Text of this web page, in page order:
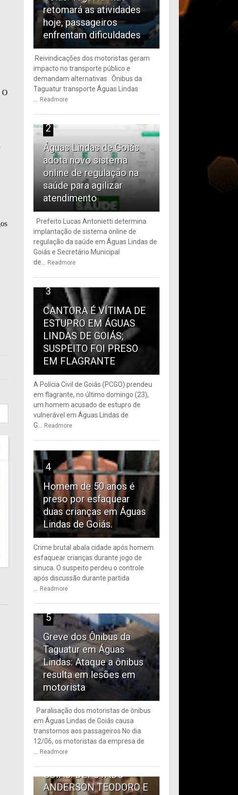
O
retomará as atividades
hoje, passageiros
enfrentam dificuldades
Reivindicações dos motoristas geram
impacto no transporte público e
demandam alternativas Ônibus da
Taguatur transporte Águas Lindas
Readmore
2
Águas Lindas de Goiás
adota novo sistema
online de regulação na
saúde para agilizar
atendimento
Prefeito Lucas Antonietti determina
implantação de sistema online de
regulação da saúde em Águas Lindas de
Goiás e Secretário Municipal
de...
Readmore
3
CANTORA É VÍTIMA DE
ESTUPRO EM ÁGUAS
LINDAS DE GOIÁS;
SUSPEITO FOI PRESO
EM FLAGRANTE
A Polícia Civil de Goiás (PCGO) prendeu
em flagrante, no último domingo (23),
um homem acusado de estupro de
vulnerável em Águas Lindas de
G...
Readmore
4
Homem de 50 anos é
preso por esfaquear
duas crianças em Águas
Lindas de Goiás.
Crime brutal abala cidade após homem
esfaquear crianças durante jogo de
sinuca. O suspeito perdeu o controle
após discussão durante partida
Readmore
5
Greve dos Ônibus da
Taguatur em Águas
Lindas: Ataque a ônibus
resulta em lesões em
motorista
Paralisação dos motoristas de ônibus
em Águas Lindas de Goiás causa
transtornos aos passageiros No dia
12/06, os motoristas da empresa de
Readmore
6
TRANSPORTE PÚBLICO
GOIÁS: DEPUTADO
ANDERSON TEODORO E